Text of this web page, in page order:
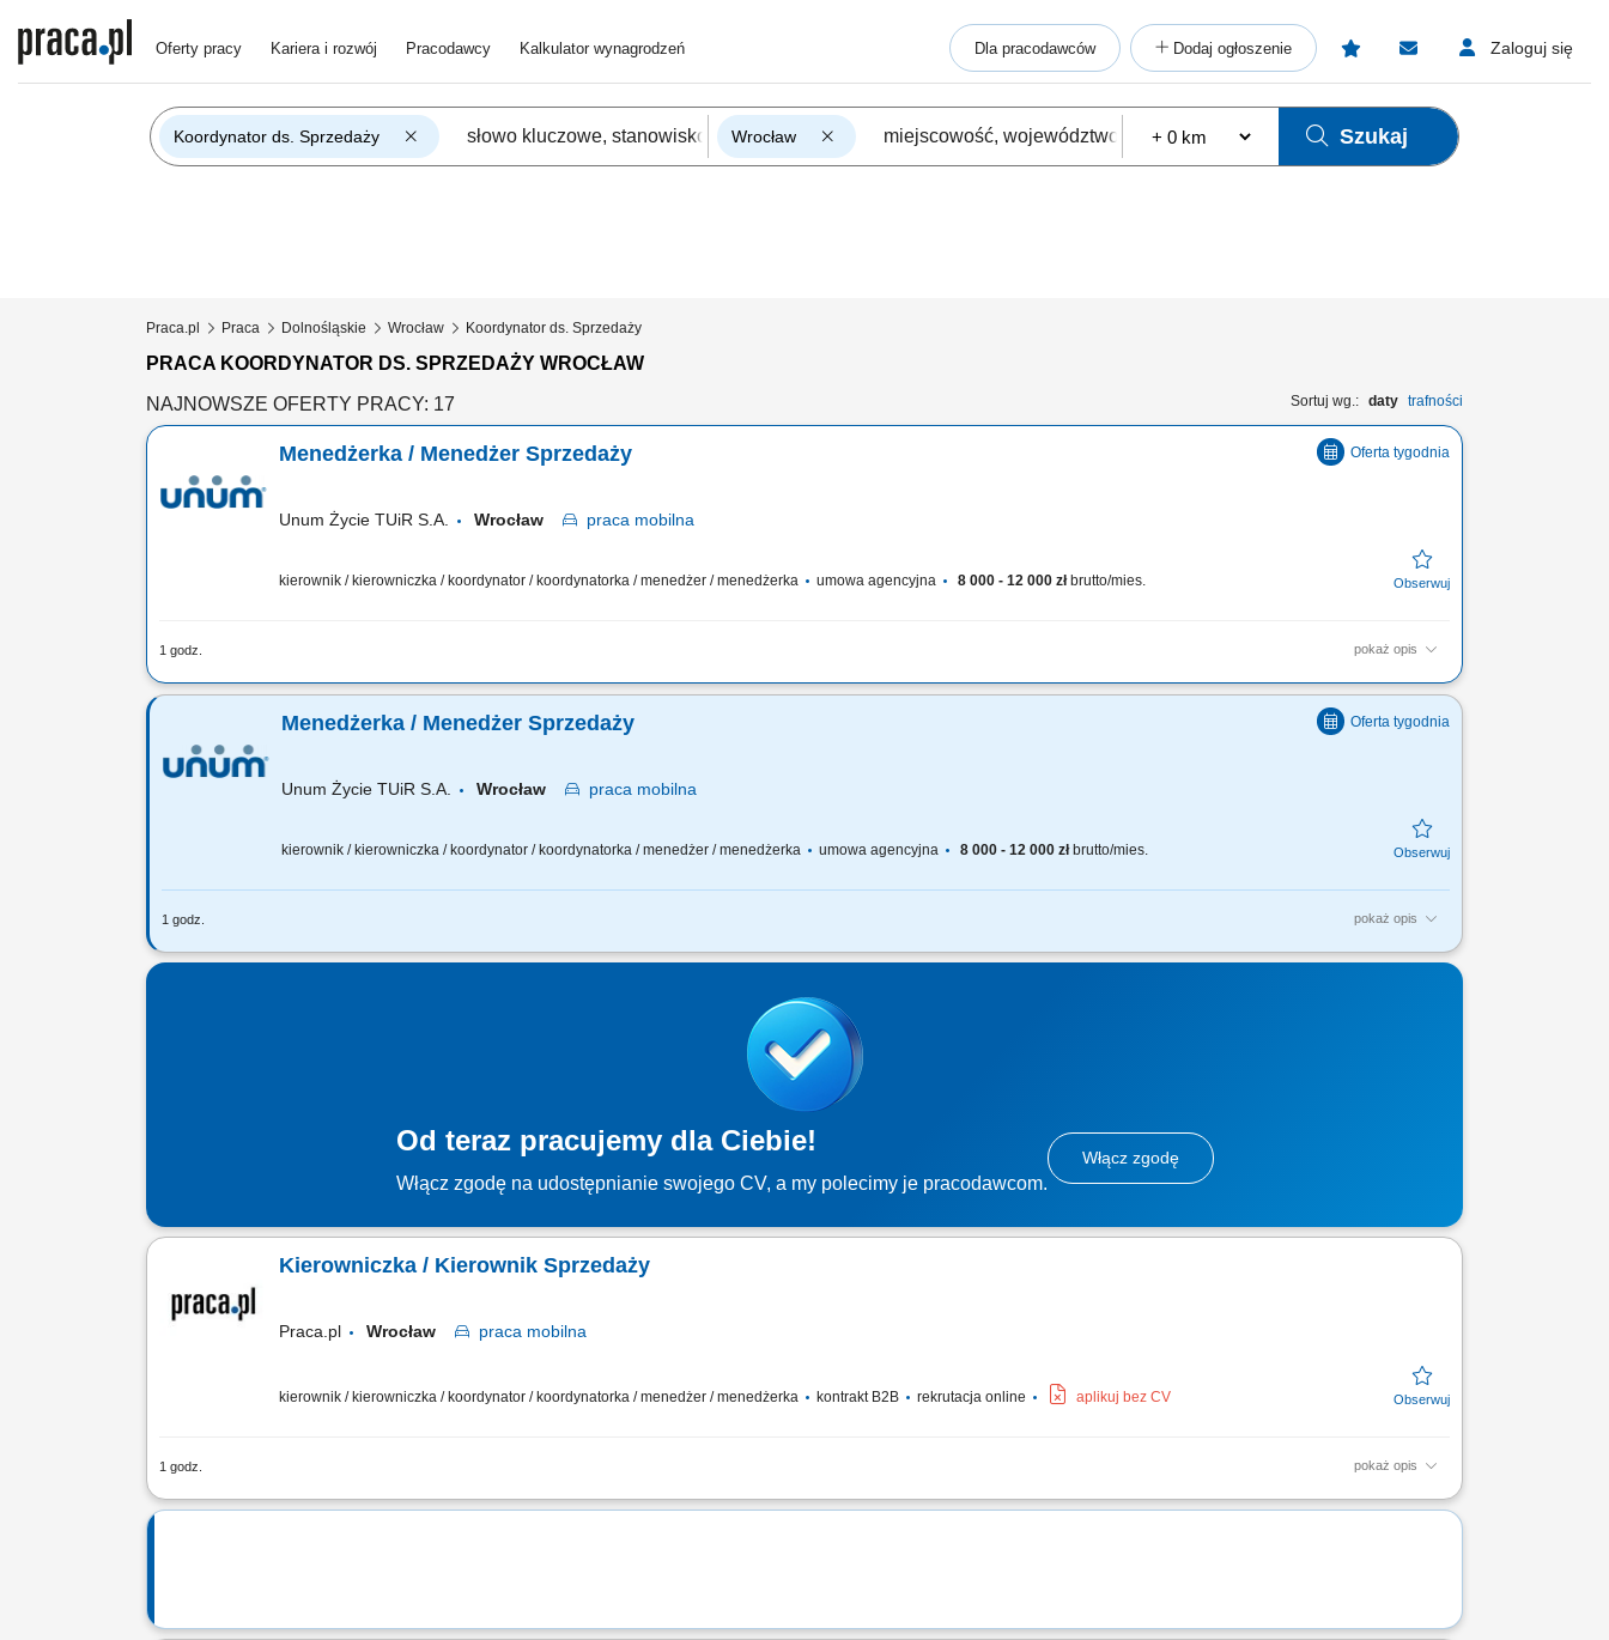
Oferty pracy Kariera i rozwój Pracodawcy Kalkulator wynagrodzeń Dla pracodawców Dodaj ogłoszenie Zaloguj się
Koordynator ds. Sprzedaży Wrocław Szukaj
Praca.pl Praca Dolnośląskie Wrocław Koordynator ds. Sprzedaży
PRACA KOORDYNATOR DS. SPRZEDAŻY WROCŁAW
Sortuj wg.: daty trafności
NAJNOWSZE OFERTY PRACY: 17
Menedżerka / Menedżer Sprzedaży
Unum Życie TUiR S.A. Wrocław praca mobilna
kierownik / kierowniczka / koordynator / koordynatorka / menedżer / menedżerka umowa agencyjna 8 000 - 12 000 złbrutto/mies.
1 godz. pokaż opis
Twoja rola: budujesz i rozwijasz zespół sprzedażowy – rekrutujesz, wdrażasz i wspierasz ludzi, rozwijasz kompetencje zespołu i pracujesz z jego potencjałem,
Menedżerka / Menedżer Sprzedaży
Unum Życie TUiR S.A. Wrocław praca mobilna
kierownik / kierowniczka / koordynator / koordynatorka / menedżer / menedżerka umowa agencyjna 8 000 - 12 000 złbrutto/mies.
1 godz. pokaż opis
Twoja rola: budujesz i rozwijasz zespół sprzedażowy – rekrutujesz, wdrażasz i wspierasz ludzi, rozwijasz kompetencje zespołu i pracujesz z jego
Od teraz pracujemy dla Ciebie!
Włącz zgodę na udostępnianie swojego CV, a my polecimy je pracodawcom.
Włącz zgodę
Kierowniczka / Kierownik Sprzedaży
Praca.pl Wrocław praca mobilna
kierownik / kierowniczka / koordynator / koordynatorka / menedżer / menedżerka kontrakt B2B rekrutacja online aplikuj bez CV
1 godz. pokaż opis
Zadania: Budowanie i rozwój zespołu sprzedażowego: rekrutacja, szkolenia i bieżące wsparcie; Planowanie działań i realizacja celów sprzedażowych; Inspirowanie